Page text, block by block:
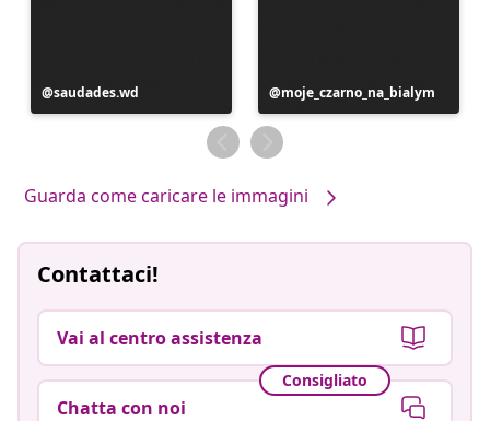
Post
pubblicato
saudades.wd
Post
pubblicato
da
moje_czarno_na_bialym
Guarda come caricare le immagini
Contattaci!
Vai al centro assistenza
Consigliato
Chatta con noi